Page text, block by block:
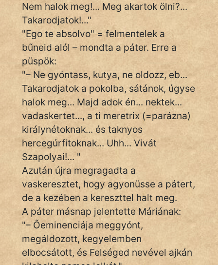
Nem halok meg!... Meg akartok ölni?...
Takarodjatok!..."
"Ego te absolvo" = felmentelek a
bűneid alól – mondta a páter. Erre a
püspök:
"– Ne gyóntass, kutya, ne oldozz, eb...
Takarodjatok a pokolba, sátánok, úgyse
halok meg... Majd adok én... nektek...
vadaskertet..., a ti meretrix (=parázna)
királynétoknak... és taknyos
hercegúrfitoknak... Uhh... Vivát
Szapolyai!... "
Azután újra megragadta a
vaskeresztet, hogy agyonüsse a pátert,
de a kezében a kereszttel halt meg.
A páter másnap jelentette Máriának:
"– Őeminenciája meggyónt,
megáldozott, kegyelemben
elbocsátott, és Felséged nevével ajkán